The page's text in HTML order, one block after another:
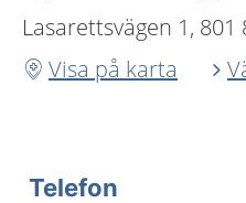
Lasarettsvägen 1, 801
Visa på karta
Telefon